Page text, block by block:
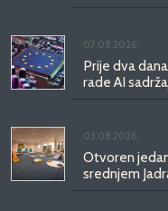
07.08.2026.
Prije dva
rade AI
03.08.2026.
Otvoren
srednjem